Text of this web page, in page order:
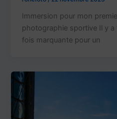
Immersion pour mon
photographie sportive Il y a
fois marquante pour un